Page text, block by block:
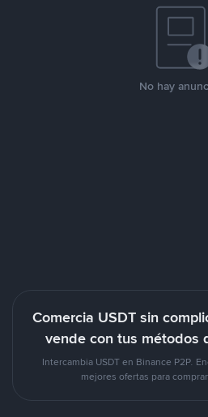
No hay
Comercia USDT sin
vende con tus métodos
Intercambia USDT en Binance P2P.
mejores ofertas para